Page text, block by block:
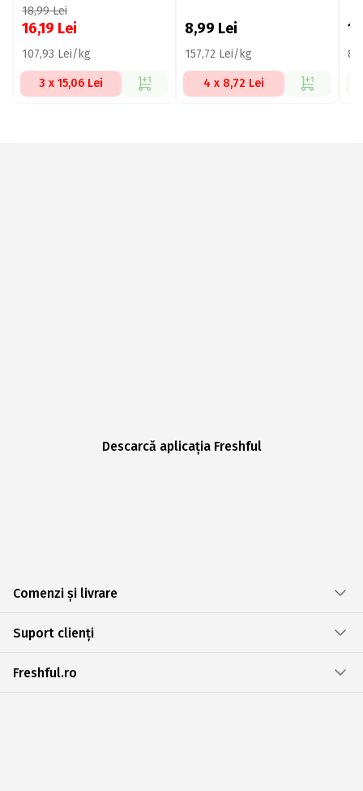
18,99Lei
16,19 Lei
107,93 Lei/kg
3 x 15,06 Lei
8,99 Lei
157,72 Lei/kg
4 x 8,72 Lei
Descarcă aplicația Freshful
Comenzi și livrare
Suport clienți
Freshful.ro